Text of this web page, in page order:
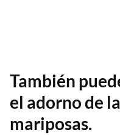
También
el adorno de
mariposas.